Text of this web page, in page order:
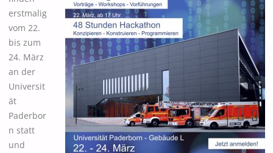
erstmalig
vom 22.
bis zum
24. März
an der
Universit
ät
Paderbor
n statt
und